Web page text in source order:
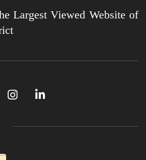
Largest Viewed Website of